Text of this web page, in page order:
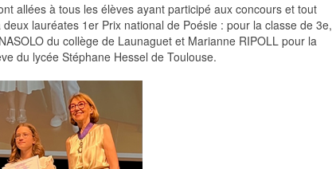
allées à tous les élèves ayant participé aux concours et tout
lauréates 1er Prix national de Poésie : pour la classe de 3e,
du collège de Launaguet et Marianne RIPOLL pour la
du lycée Stéphane Hessel de Toulouse.